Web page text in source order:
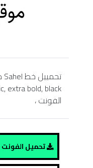
الفونت ،
تحميل الفونت